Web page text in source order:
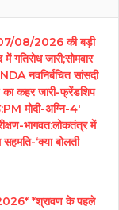
08/2026 की बड़ी
जारी;सोमवार
नवनिर्बचित सांसदी
कहर जारी-फ्रेंडशिप
मोदी-अग्नि-4′
भागवत:लोकतंत्र में
‘क्या बोलती
*श्रावण के पहले